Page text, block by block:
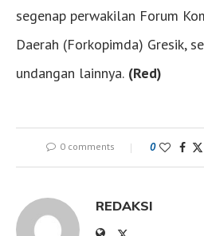
segenap perwakilan Forum
Daerah (Forkopimda) Gresik,
undangan lainnya. (Red)
0 comments 0
REDAKSI